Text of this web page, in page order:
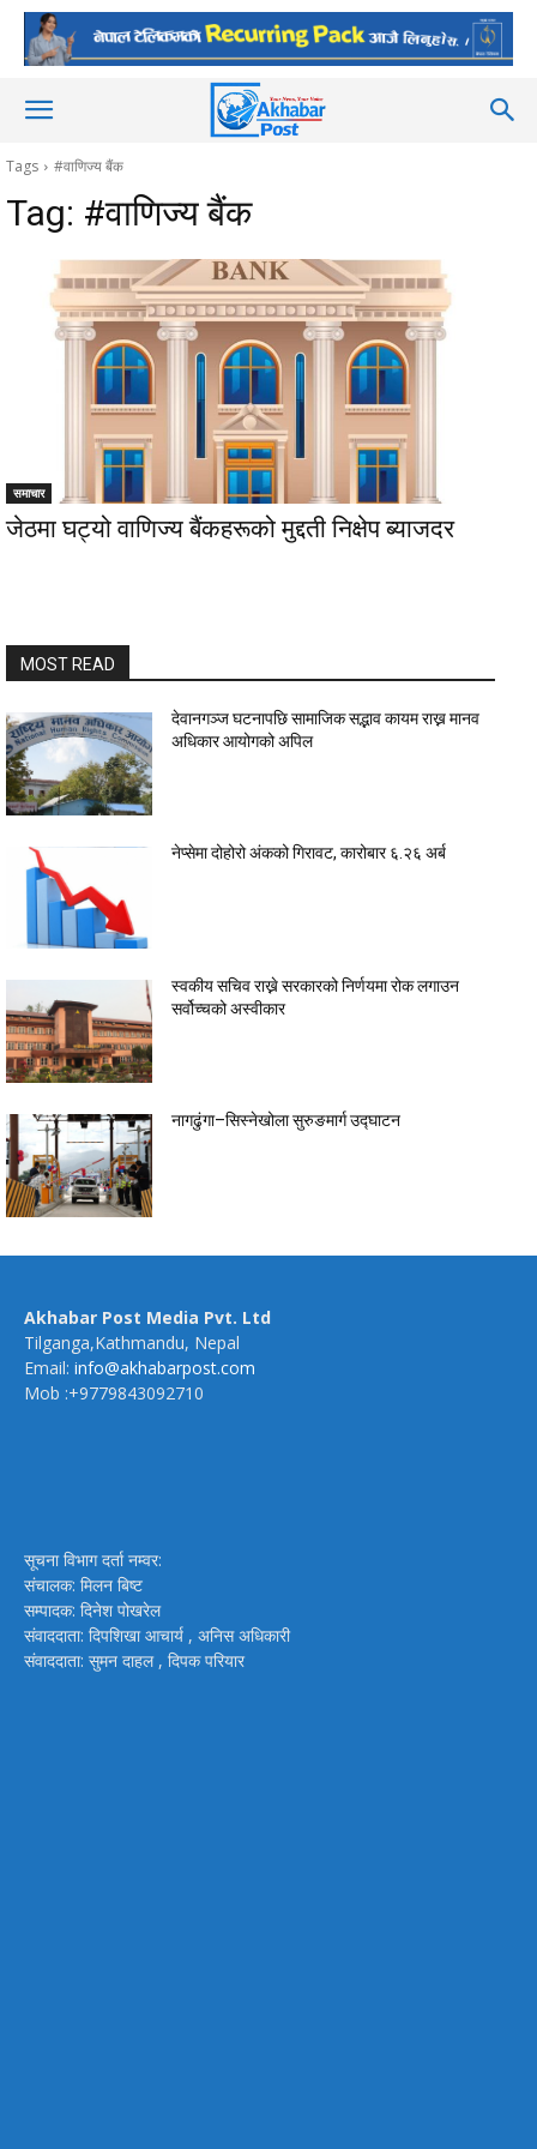
Tags #वाणिज्य बैंक
Tag: #वाणिज्य बैंक
समाचार
जेठमा घट्यो वाणिज्य बैंकहरूको मुद्दती निक्षेप ब्याजदर
MOST READ
देवानगञ्ज घटनापछि सामाजिक सद्भाव कायम राख्न मानव
अधिकार आयोगको अपिल
नेप्सेमा दोहोरो अंकको गिरावट, कारोबार ६.२६ अर्ब
स्वकीय सचिव राख्ने सरकारको निर्णयमा रोक लगाउन
सर्वोच्चको अस्वीकार
नागढुंगा–सिस्नेखोला सुरुङमार्ग उद्घाटन
Akhabar Post Media Pvt. Ltd
Tilganga,Kathmandu, Nepal
Email: info@akhabarpost.com
Mob :+9779843092710
सूचना विभाग दर्ता नम्वर:
संचालक: मिलन बिष्ट
सम्पादक: दिनेश पोखरेल
संवाददाता: दिपशिखा आचार्य , अनिस अधिकारी
संवाददाता: सुमन दाहल , दिपक परियार